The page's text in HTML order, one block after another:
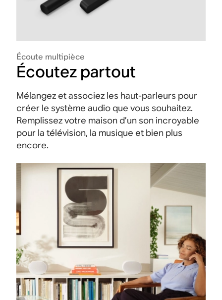
Écoute multipièce
Écoutez partout
Mélangez et associez les haut-parleurs pour
créer le système audio que vous souhaitez.
Remplissez votre maison d’un son incroyable
pour la télévision, la musique et bien plus
encore.